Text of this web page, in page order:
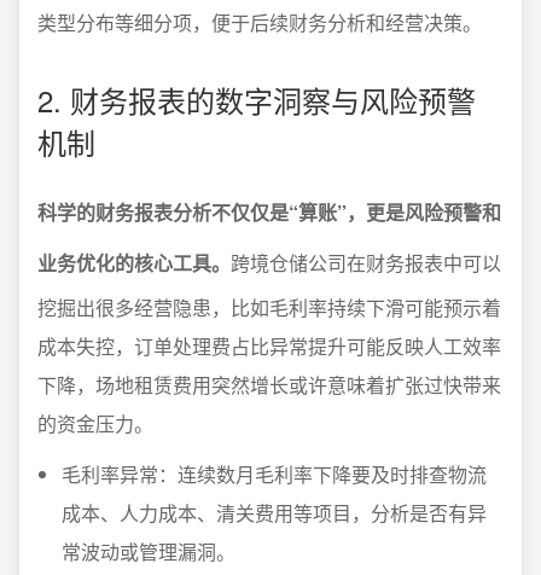
类型分布等细分项，便于后续财务分析和经营决策。
2. 财务报表的数字洞察与风险预警
机制
科学的财务报表分析不仅仅是“算账”，更是风险预警和
业务优化的核心工具。 跨境仓储公司在财务报表中可以
挖掘出很多经营隐患，比如毛利率持续下滑可能预示着
成本失控，订单处理费占比异常提升可能反映人工效率
下降，场地租赁费用突然增长或许意味着扩张过快带来
的资金压力。
毛利率异常：连续数月毛利率下降要及时排查物流
成本、人力成本、清关费用等项目，分析是否有异
常波动或管理漏洞。